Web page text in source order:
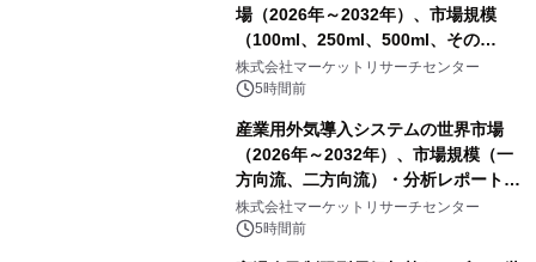
場（2026年～2032年）、市場規模
（100ml、250ml、500ml、その
他）・分析レポートを発表
株式会社マーケットリサーチセンター
5時間前
産業用外気導入システムの世界市場
（2026年～2032年）、市場規模（一
方向流、二方向流）・分析レポートを
発表
株式会社マーケットリサーチセンター
5時間前